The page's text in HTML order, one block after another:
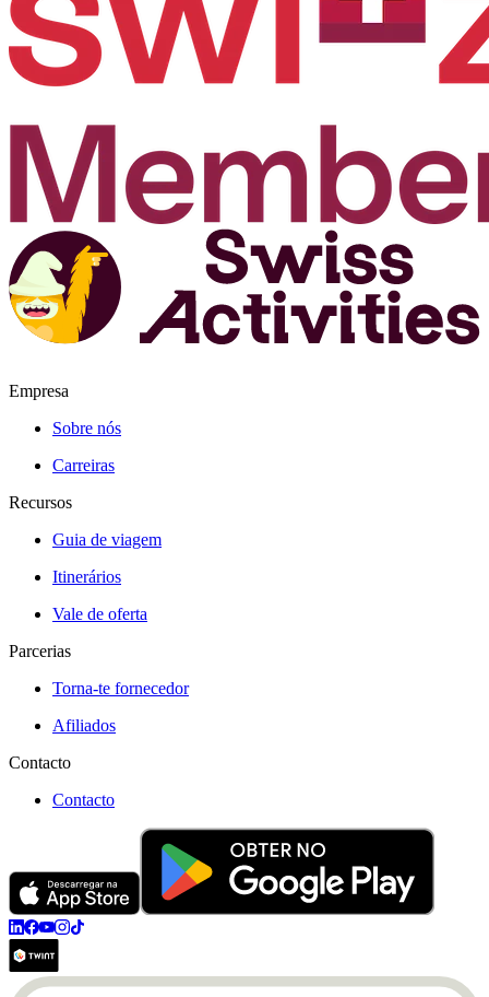
Empresa
Sobre nós
Carreiras
Recursos
Guia de viagem
Itinerários
Vale de oferta
Parcerias
Torna-te fornecedor
Afiliados
Contacto
Contacto